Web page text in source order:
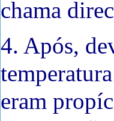
chama
4. Após,
eram